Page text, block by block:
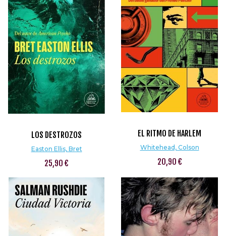
LOS DESTROZOS
Easton Ellis, Bret
25,90 €
EL RITMO DE HARLEM
Whitehead, Colson
20,90 €